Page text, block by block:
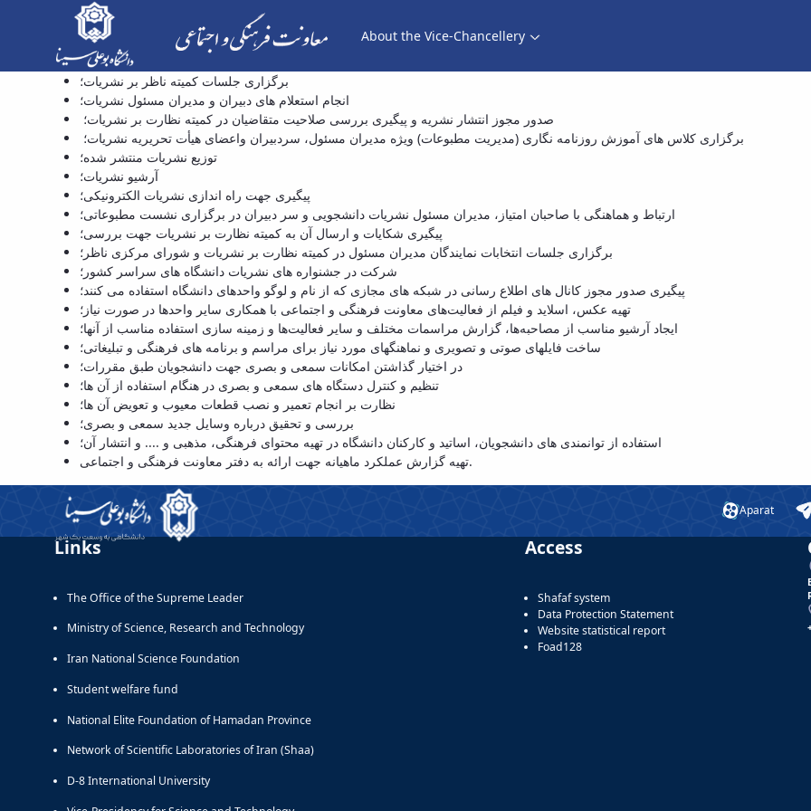
About the Vice-Chancellery
کارشناس نشریات و سمعی بصری - معاونت فرهنگی
برگزاری جلسات کمیته ناظر بر نشریات؛
انجام استعلام های دبیران و مدیران مسئول نشریات؛
صدور مجوز انتشار نشریه و پیگیری بررسی صلاحیت متقاضیان در کمیته نظارت بر نشریات؛
برگزاری کلاس های آموزش روزنامه نگاری (مدیریت مطبوعات) ویژه مدیران مسئول، سردبیران واعضای هیأت تحریریه نشریات؛
توزیع نشریات منتشر شده؛
آرشیو نشریات؛
پیگیری جهت راه اندازی نشریات الکترونیکی؛
ارتباط و هماهنگی با صاحبان امتیاز، مدیران مسئول نشریات دانشجویی و سر دبیران در برگزاری نشست مطبوعاتی؛
پیگیری شکایات و ارسال آن به کمیته نظارت بر نشریات جهت بررسی؛
برگزاری جلسات انتخابات نمایندگان مدیران مسئول در کمیته نظارت بر نشریات و شورای مرکزی ناظر؛
شرکت در جشنواره های نشریات دانشگاه های سراسر کشور؛
پیگیری صدور مجوز کانال های اطلاع رسانی در شبکه های مجازی که از نام و لوگو واحدهای دانشگاه استفاده می کنند؛
تهیه عکس، اسلاید و فیلم از فعالیت‌های معاونت فرهنگی و اجتماعی با همکاری سایر واحدها در صورت نیاز؛
ایجاد آرشیو مناسب از مصاحبه‌ها، گزارش مراسمات مختلف و سایر فعالیت‌ها و زمینه سازی استفاده مناسب از آنها؛
ساخت فایلهای صوتی و تصویری و نماهنگهای مورد نیاز برای مراسم و برنامه های فرهنگی و تبلیغاتی؛
در اختیار گذاشتن امکانات سمعی و بصری جهت دانشجویان طبق مقررات؛
تنظیم و کنترل دستگاه های سمعی و بصری در هنگام استفاده از آن ها؛
نظارت بر انجام تعمیر و نصب قطعات معیوب و تعویض آن ها؛
بررسی و تحقیق درباره وسایل جدید سمعی و بصری؛
استفاده از توانمندی های دانشجویان، اساتید و کارکنان دانشگاه در تهیه محتوای فرهنگی، مذهبی و .... و انتشار آن؛
تهیه گزارش عملکرد ماهیانه جهت ارائه به دفتر معاونت فرهنگی و اجتماعی.
Aparat
Links
The Office of the Supreme Leader
Ministry of Science, Research and Technology
Iran National Science Foundation
Student welfare fund
National Elite Foundation of Hamadan Province
Network of Scientific Laboratories of Iran (Shaa)
D-8 International University
Access
Shafaf system
Data Protection Statement
Website statistical report
Foad128